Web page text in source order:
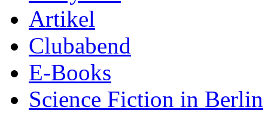
Artikel
Clubabend
E-Books
Science Fiction in Berlin